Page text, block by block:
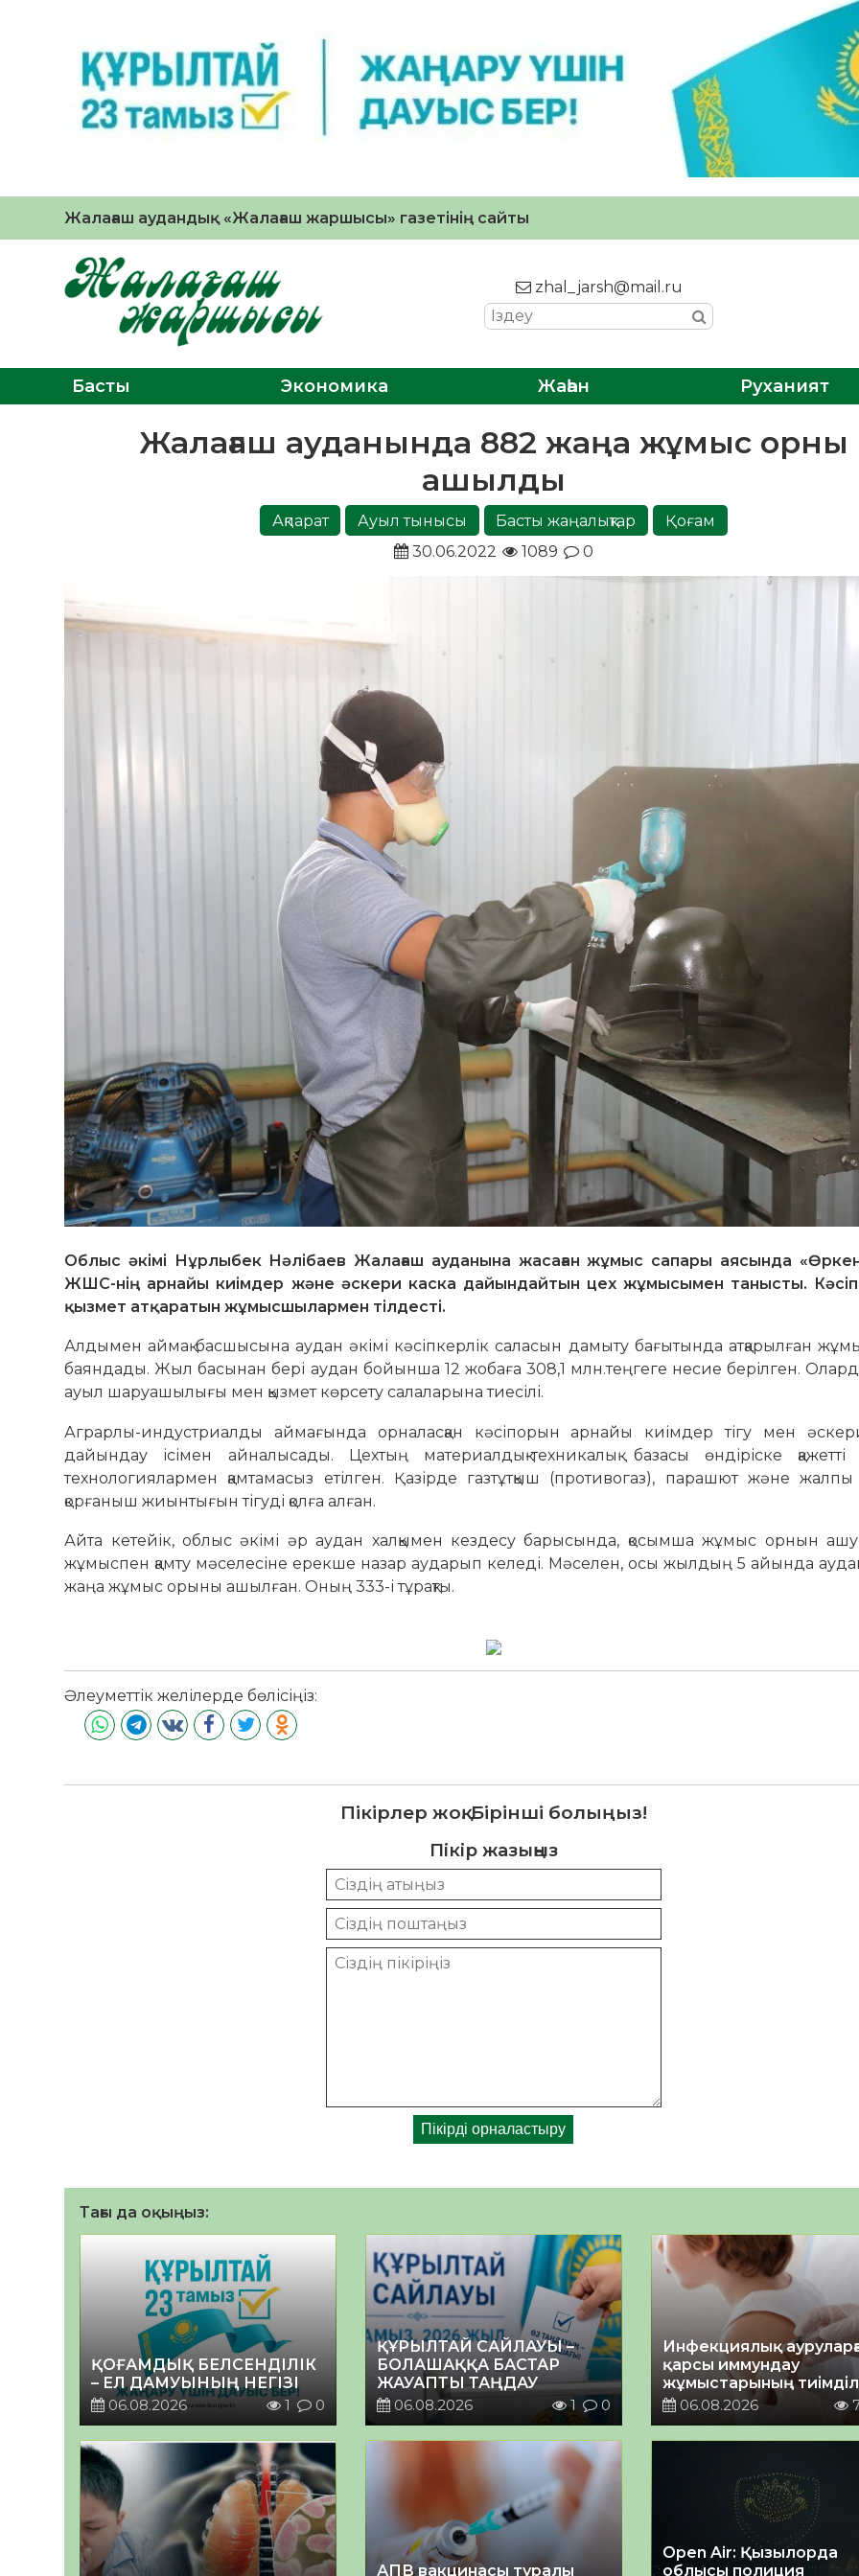
Жалағаш аудандық «Жалағаш жаршысы» газетінің сайты
zhal_jarsh@mail.ru
Басты Экономика Жаһан Руханият
Жалағаш ауданында 882 жаңа жұмыс орны
ашылды
Ақпарат Ауыл тынысы Басты жаңалықтар
Қоғам
30.06.2022
1089 0
Облыс әкімі Нұрлыбек Нәлібаев Жалағаш ауданына жасаған жұмыс сапары аясында
ЖШС-нің арнайы киімдер және әскери каска дайындайтын цех жұмысымен танысты.
қызмет атқаратын жұмысшылармен тілдесті.
Алдымен аймақ басшысына аудан әкімі кәсіпкерлік саласын дамыту бағытында атқарылған
баяндады. Жыл басынан бері аудан бойынша 12 жобаға 308,1 млн.теңгеге несие берілген.
ауыл шаруашылығы мен қызмет көрсету салаларына тиесілі.
Аграрлы-индустриалды аймағында орналасқан кәсіпорын арнайы киімдер тігу мен
дайындау ісімен айналысады. Цехтың материалдық-техникалық базасы өндіріске қажетті
технологиялармен қамтамасыз етілген. Қазірде газтұтқыш (противогаз), парашют және
қорғаныш жиынтығын тігуді қолға алған.
Айта кетейік, облыс әкімі әр аудан халқымен кездесу барысында, қосымша жұмыс орнын ашу,
жұмыспен қамту мәселесіне ерекше назар аударып келеді. Мәселен, осы жылдың 5 айында
жаңа жұмыс орыны ашылған. Оның 333-і тұрақты.
Әлеуметтік желілерде бөлісіңіз:
Пікірлер жоқ. Бірінші болыңыз!
Пікір жазыңыз
Тағы да оқыңыз:
ҚОҒАМДЫҚ БЕЛСЕНДІЛІК
– ЕЛ ДАМУЫНЫҢ НЕГІЗІ
06.08.2026
1 0
ҚҰРЫЛТАЙ САЙЛАУЫ –
БОЛАШАҚҚА БАСТАР
ЖАУАПТЫ ТАҢДАУ
06.08.2026
1 0
Инфекциялық
қарсы иммундау
жұмыстарының
06.08.2026
АПВ вакцинасы туралы
Open Air: Қызылорда
облысы полиция